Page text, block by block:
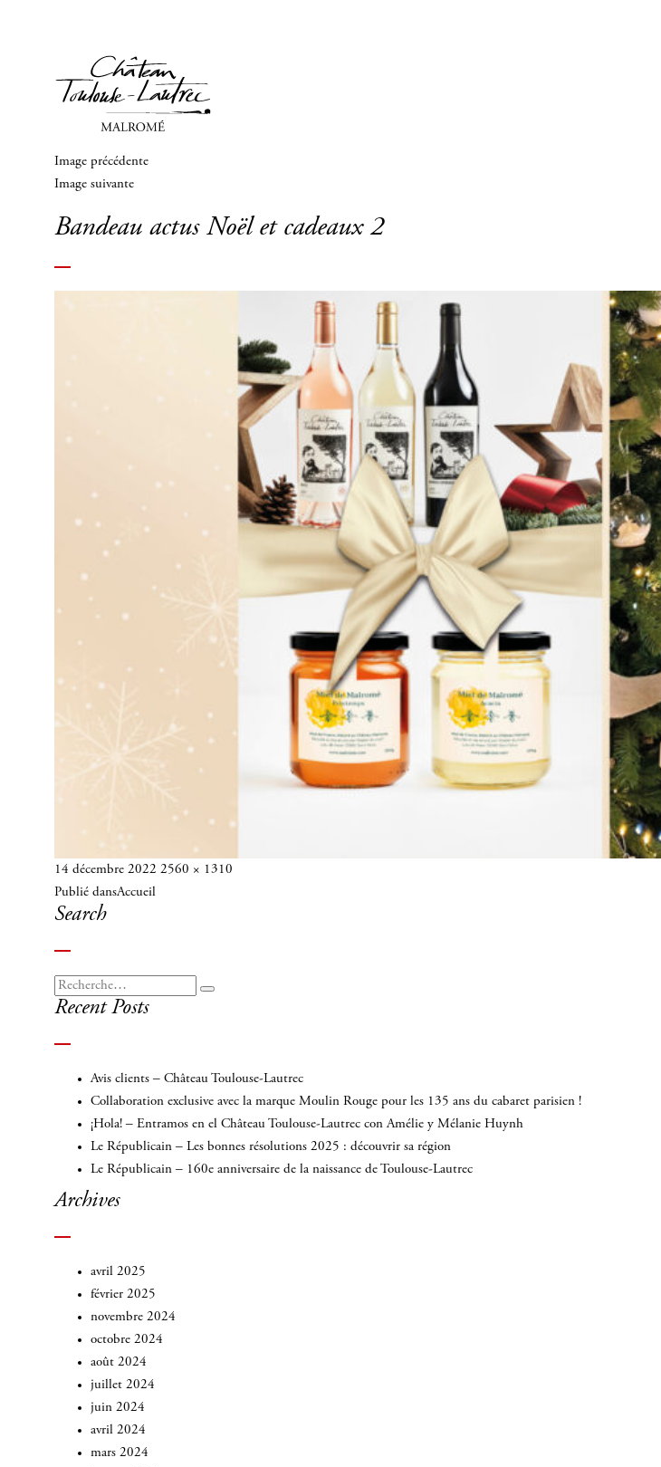
Image précédente
Image suivante
Bandeau actus Noël et cadeaux 2
Publié
le
14 décembre 2022 Taille
2560 × 1310
Navigation
de
Publié dansAccueil
Search
Recherche
pour
Recherche
Recent Posts
Avis clients – Château Toulouse-Lautrec
Collaboration exclusive avec la marque Moulin Rouge pour les 135 ans du cabaret parisien !
¡Hola! – Entramos en el Château Toulouse-Lautrec con Amélie y Mélanie Huynh
Le Républicain – Les bonnes résolutions 2025 : découvrir sa région
Le Républicain – 160e anniversaire de la naissance de Toulouse-Lautrec
Archives
avril 2025
février 2025
novembre 2024
octobre 2024
août 2024
juillet 2024
juin 2024
avril 2024
mars 2024